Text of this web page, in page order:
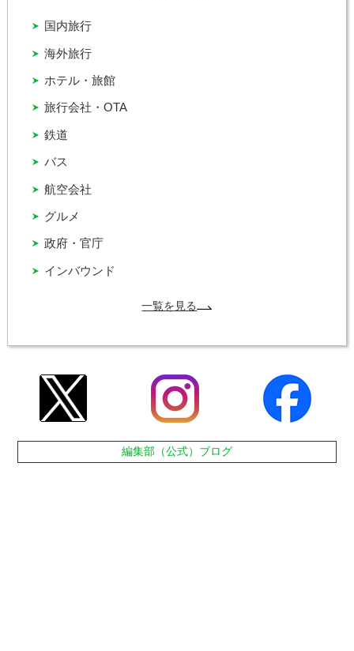
インバウンド
グルメ
バス
ホテル・旅館
国内旅行
政府・官庁
旅行会社・OTA
海外旅行
航空会社
鉄道
一覧を見る
編集部（公式）ブログ